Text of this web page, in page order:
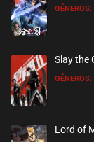
GÊNEROS:
Slay the
GÊNEROS:
Lord of